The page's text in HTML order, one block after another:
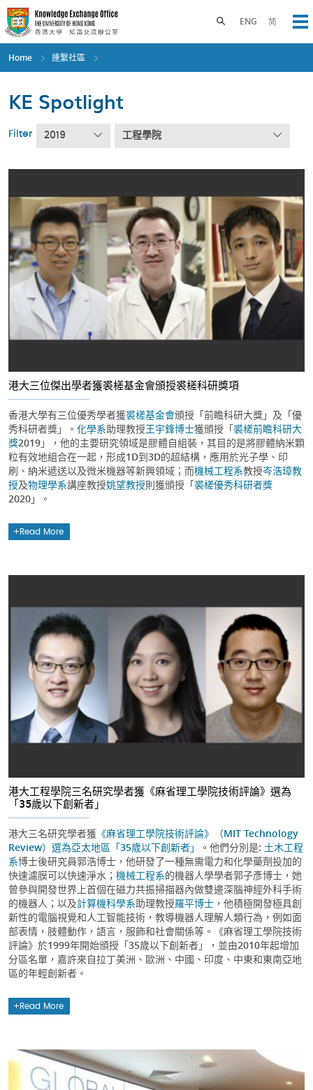
Skip
to
main
content
ENG 简
Toggle search panel
Home 連繫社區
KE Spotlight
Filter 2019 工程學院
港大三位傑出學者獲裘槎基金會頒授裘槎科研獎項
香港大學有三位優秀學者獲裘槎基金會頒授「前瞻科研大獎」及「優
秀科研者獎」。 化學系助理教授王宇鋒博士獲頒授「裘槎前瞻科研大
獎2019」，他的主要研究領域是膠體自組裝，其目的是將膠體納米顆
粒有效地組合在一起，形成1D到3D的超結構，應用於光子學、印
刷、納米遞送以及微米機器等新興領域；而機械工程系教授岑浩璋教
授及物理學系講座教授姚望教授則獲頒授「裘槎優秀科研者獎
2020」。
Read More
港大工程學院三名研究學者獲《麻省理工學院技術評論》選為
「35歲以下創新者」
港大三名研究學者獲 《麻省理工學院技術評論》（MIT Technology
Review） 選為亞太地區「35歲以下創新者」 。他們分別是: 土木工程
系博士後研究員郭浩博士，他研發了一種無需電力和化學藥劑投加的
快速濾膜可以快速淨水； 機械工程系的機器人學學者郭子彥博士，她
曾參與開發世界上首個在磁力共振掃描器內做雙邊深腦神經外科手術
的機器人；以及計算機科學系助理教授羅平博士 ，他積極開發極具創
新性的電腦視覺和人工智能技術，教導機器人理解人類行為，例如面
部表情，肢體動作，語言，服飾和社會關係等。《麻省理工學院技術
評論》於1999年開始頒授「35歲以下創新者」，並由2010年起增加
分區名單，嘉許來自拉丁美洲、歐洲、中國、印度、中東和東南亞地
區的年輕創新者。
Read More